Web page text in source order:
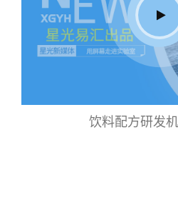
饮料配方研发